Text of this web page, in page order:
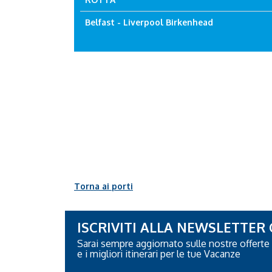
Belfast - Liverpool Birkenhead
Torna ai porti
ISCRIVITI ALLA NEWSLETTER
Sarai sempre aggiornato sulle nostre offerte
e i migliori itinerari per le tue Vacanze